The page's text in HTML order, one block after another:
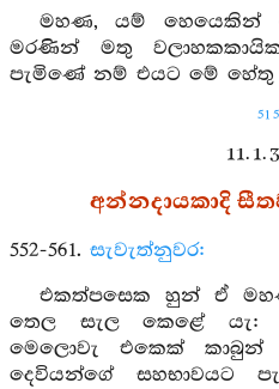
මහණ, යම් හෙයෙකින්
මරණින් මතු
පැමිණේ නම් එයට මේ හේතු
515
11. 1.
අන්නදායකාදි
552-561. සැවැත්නුවර:
එකත්පසෙක හුන් ඒ
තෙල සැල කෙළේ යැ:
මෙලොවැ එකෙක්
දෙවියන්ගේ සහභාවයට